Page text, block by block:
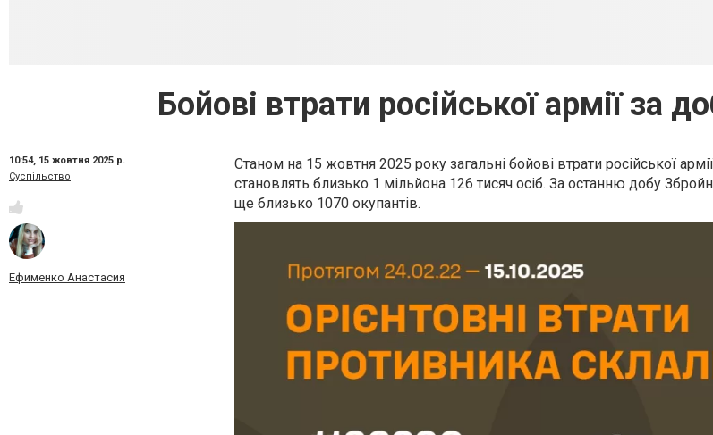
Бойові втрати російської армії за
10:54, 15 жовтня 2025 р.
Суспільство
Ефименко Анастасия
Станом на 15 жовтня 2025 року загальні бойові втрати російської
становлять близько 1 мільйона 126 тисяч осіб. За останню добу
ще близько 1070 окупантів.